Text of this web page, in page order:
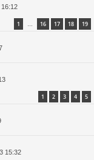
1 … 16 17 18 19
1 2 3 4 5
15:32